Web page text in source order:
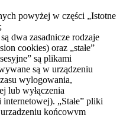
powyżej w części „Istotne
dwa zasadnicze rodzaje
cookies) oraz „stałe”
są plikami
są w urządzeniu
wylogowania,
lub wyłączenia
„Stałe” pliki
końcowym